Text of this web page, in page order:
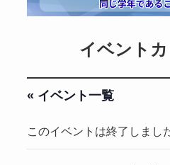
イベント
« イベント一覧
このイベントは終了しまし